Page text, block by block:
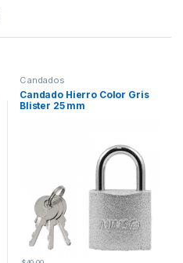
Candados
Candado Hierro Color Gris
Blister 25 mm